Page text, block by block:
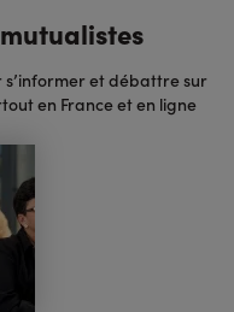
s’informer et débattre sur
en France et en ligne